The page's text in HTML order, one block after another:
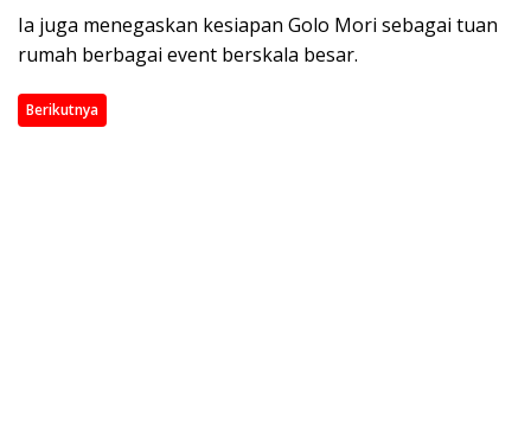
Ia juga menegaskan kesiapan Golo Mori sebagai tuan
rumah berbagai event berskala besar.
Berikutnya